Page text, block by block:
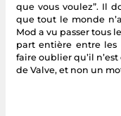
que vous voulez”. Il
que tout le monde
Mod a vu passer tous
part entière entre les
faire oublier qu’il
de Valve, et non un